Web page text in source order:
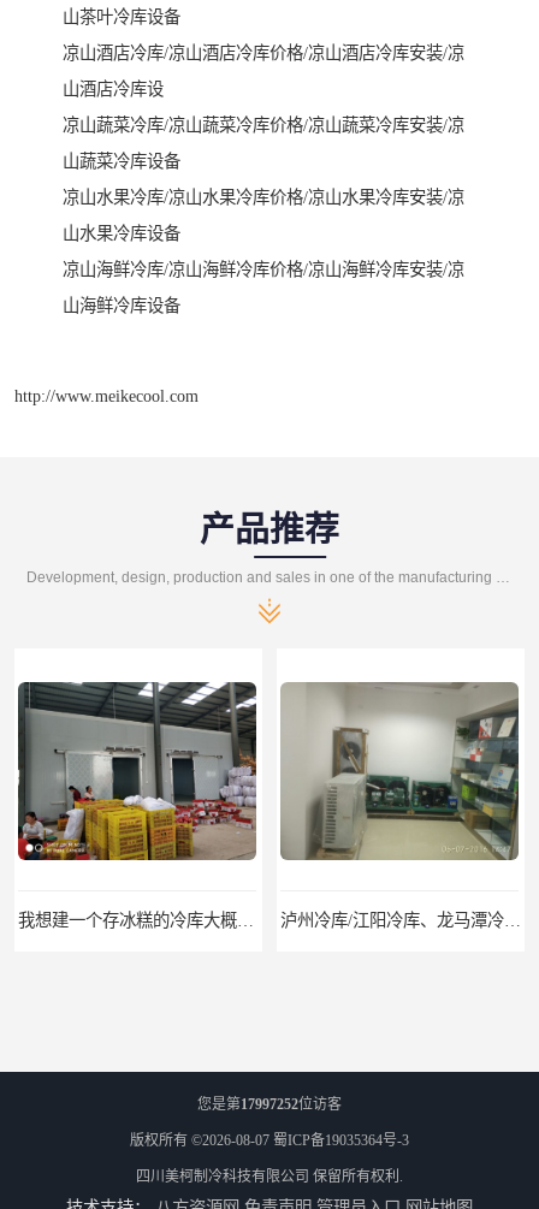
山茶叶冷库设备
凉山酒店冷库/凉山酒店冷库价格/凉山酒店冷库安装/凉
山酒店冷库设
凉山蔬菜冷库/凉山蔬菜冷库价格/凉山蔬菜冷库安装/凉
山蔬菜冷库设备
凉山水果冷库/凉山水果冷库价格/凉山水果冷库安装/凉
山水果冷库设备
凉山海鲜冷库/凉山海鲜冷库价格/凉山海鲜冷库安装/凉
山海鲜冷库设备
http://www.meikecool.com
产品推荐
您是第17997252位访客
版权所有 ©2026-08-07 蜀ICP备19035364号-3
四川美柯制冷科技有限公司 保留所有权利.